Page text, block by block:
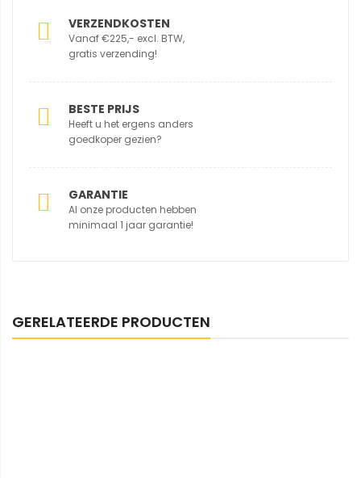
VERZENDKOSTEN
Vanaf €225,- excl. BTW,
gratis verzending!
BESTE PRIJS
Heeft u het ergens anders
goedkoper gezien?
GARANTIE
Al onze producten hebben
minimaal 1 jaar garantie!
GERELATEERDE PRODUCTEN